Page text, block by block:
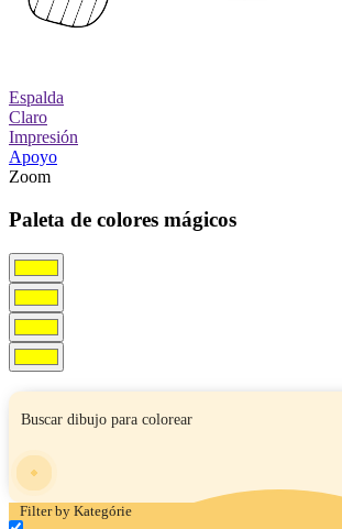
Espalda
Claro
Impresión
Apoyo
Zoom
Paleta de colores mágicos
Filter by Kategórie